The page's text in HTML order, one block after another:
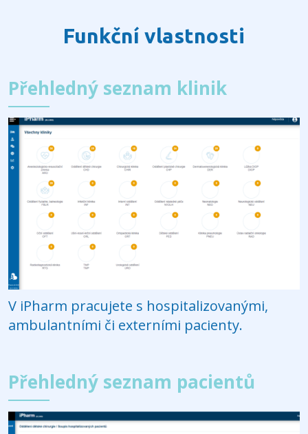
Funkční vlastnosti
Přehledný seznam klinik
V iPharm pracujete s hospitalizovanými,
ambulantními či externími pacienty.
Přehledný seznam pacientů